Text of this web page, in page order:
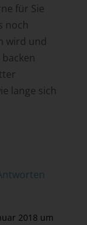
für Sie
noch
wird und
lange sich
2018 um